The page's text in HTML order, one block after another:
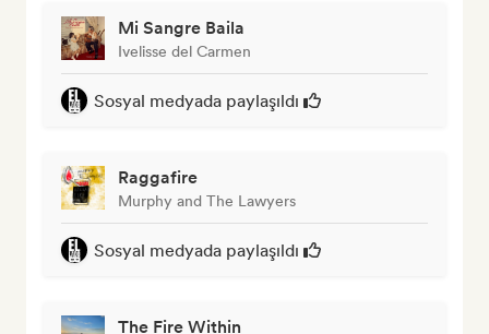
Mi Sangre Baila
Ivelisse del Carmen
Sosyal medyada paylaşıldı
Raggafire
Murphy and The Lawyers
Sosyal medyada paylaşıldı
The Fire Within